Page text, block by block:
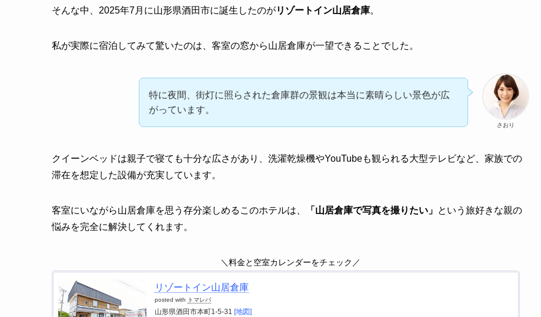
そんな中、2025年7月に山形県酒田市に誕生したのがリゾートイン山居倉庫。
私が実際に宿泊してみて驚いたのは、客室の窓から山居倉庫が一望できることでした。
さおり
特に夜間、街灯に照らされた倉庫群の景観は本当に素晴らしい景色が広
がっています。
クイーンベッドは親子で寝ても十分な広さがあり、洗濯乾燥機やYouTubeも観られる大型テレビなど、家族での
滞在を想定した設備が充実しています。
客室にいながら山居倉庫を思う存分楽しめるこのホテルは、 「山居倉庫で写真を撮りたい」 という旅好きな親の
悩みを完全に解決してくれます。
＼料金と空室カレンダーをチェック／
リゾートイン山居倉庫
posted with トマレバ
山形県酒田市本町1-5-31 [地図]